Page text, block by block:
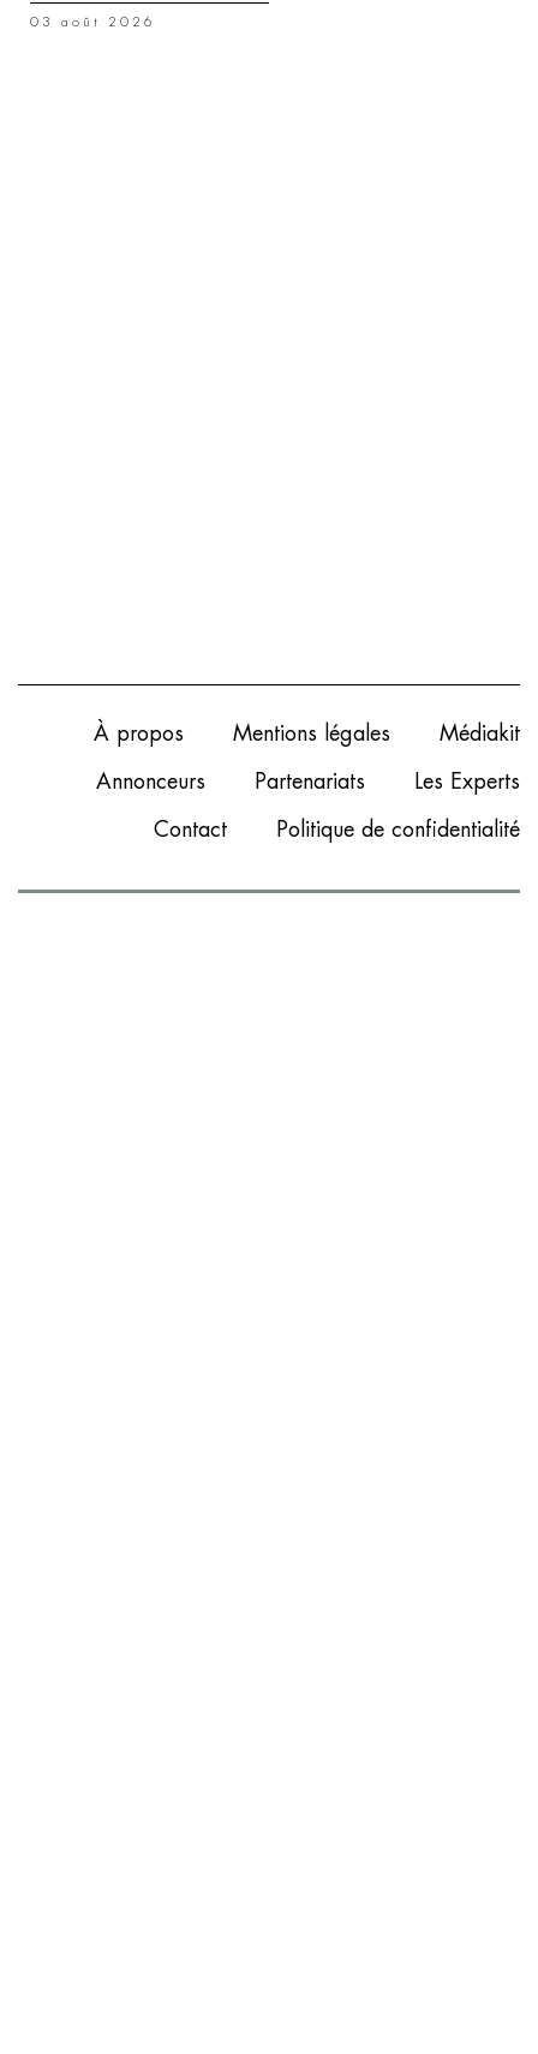
03 août 2026
À propos Mentions légales Médiakit
Annonceurs Partenariats Les Experts
Contact Politique de confidentialité